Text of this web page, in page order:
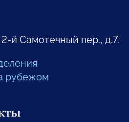
2-й Самотечный пер., д.7.
рубежом